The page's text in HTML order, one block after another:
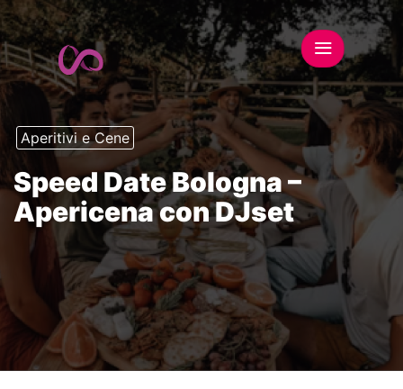
Aperitivi e Cene
Speed Date Bologna –
Apericena con DJset